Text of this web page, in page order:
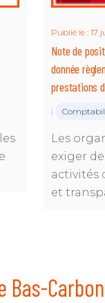
Publié le : 17
Note de
donnée
prestations
|
Les
exiger
activités
et
Bas-